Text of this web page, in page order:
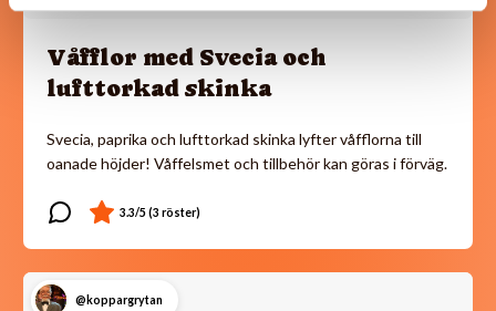
Våfflor med Svecia och
lufttorkad skinka
Svecia, paprika och lufttorkad skinka lyfter våfflorna till
oanade höjder! Våffelsmet och tillbehör kan göras i förväg.
@koppargrytan